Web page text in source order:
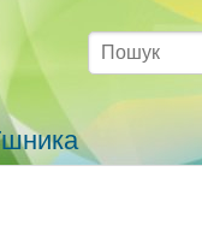
Пошук